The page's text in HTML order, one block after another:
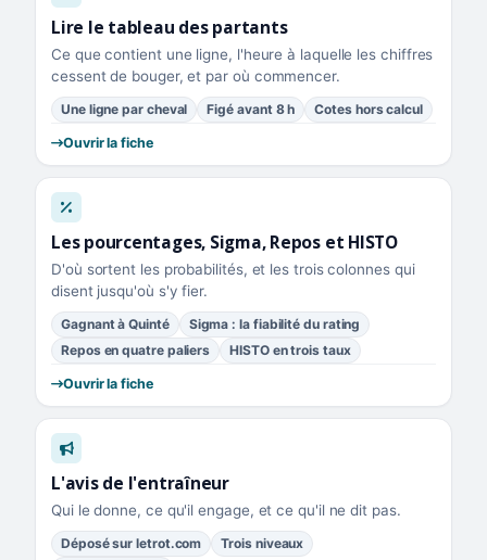
Lire le tableau des partants
Ce que contient une ligne, l'heure à laquelle les chiffres
cessent de bouger, et par où commencer.
Une ligne par cheval Figé avant 8 h Cotes hors calcul
Ouvrir la fiche
Les pourcentages, Sigma, Repos et HISTO
D'où sortent les probabilités, et les trois colonnes qui
disent jusqu'où s'y fier.
Gagnant à Quinté
Sigma : la fiabilité du rating
Repos en quatre paliers
HISTO en trois taux
Ouvrir la fiche
L'avis de l'entraîneur
Qui le donne, ce qu'il engage, et ce qu'il ne dit pas.
Déposé sur letrot.com
Trois niveaux